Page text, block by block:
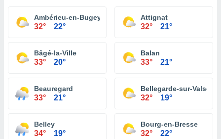
Ambérieu-en-Bugey
32° 22°
Attignat
32° 21°
Bâgé-la-Ville
33° 20°
Balan
33° 21°
Beauregard
33° 21°
Bellegarde-sur-
32° 19°
Belley
34° 19°
Bourg-en-Bresse
32° 22°